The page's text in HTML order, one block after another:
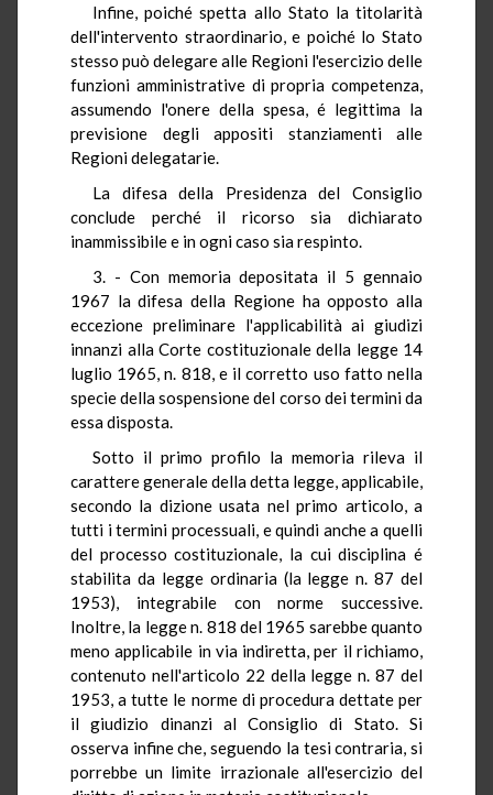
Infine, poiché spetta allo Stato la titolarità
dell'intervento straordinario, e poiché lo Stato
stesso può delegare alle Regioni l'esercizio delle
funzioni amministrative di propria competenza,
assumendo l'onere della spesa, é legittima la
previsione degli appositi stanziamenti alle
Regioni delegatarie.
La difesa della Presidenza del Consiglio
conclude perché il ricorso sia dichiarato
inammissibile e in ogni caso sia respinto.
3. - Con memoria depositata il 5 gennaio
1967 la difesa della Regione ha opposto alla
eccezione preliminare l'applicabilità ai giudizi
innanzi alla Corte costituzionale della legge 14
luglio 1965, n. 818, e il corretto uso fatto nella
specie della sospensione del corso dei termini da
essa disposta.
Sotto il primo profilo la memoria rileva il
carattere generale della detta legge, applicabile,
secondo la dizione usata nel primo articolo, a
tutti i termini processuali, e quindi anche a quelli
del processo costituzionale, la cui disciplina é
stabilita da legge ordinaria (la legge n. 87 del
1953), integrabile con norme successive.
Inoltre, la legge n. 818 del 1965 sarebbe quanto
meno applicabile in via indiretta, per il richiamo,
contenuto nell'articolo 22 della legge n. 87 del
1953, a tutte le norme di procedura dettate per
il giudizio dinanzi al Consiglio di Stato. Si
osserva infine che, seguendo la tesi contraria, si
porrebbe un limite irrazionale all'esercizio del